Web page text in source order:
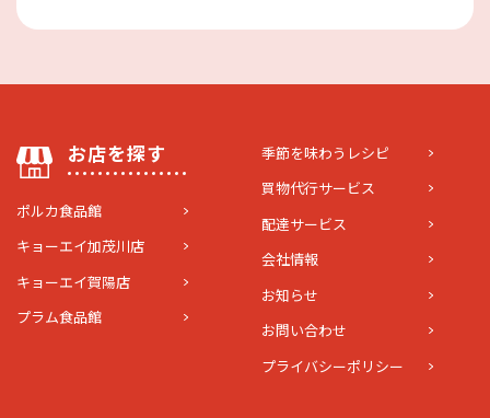
お店を探す
ポルカ食品館
キョーエイ加茂川店
キョーエイ賀陽店
プラム食品館
季節を味わうレシピ
買物代行サービス
配達サービス
会社情報
お知らせ
お問い合わせ
プライバシーポリシー